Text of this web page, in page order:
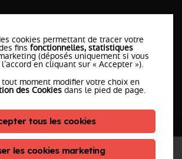
Pompiers
proche
Center • Mentions Légales •
données • Plan du Site
cookies permettant de tracer votre
fins fonctionnelles, statistiques
(déposés uniquement si vous
en cliquant sur « Accepter »).
tout moment modifier votre choix en
des Cookies dans le pied de page.
tous les cookies
les cookies marketing